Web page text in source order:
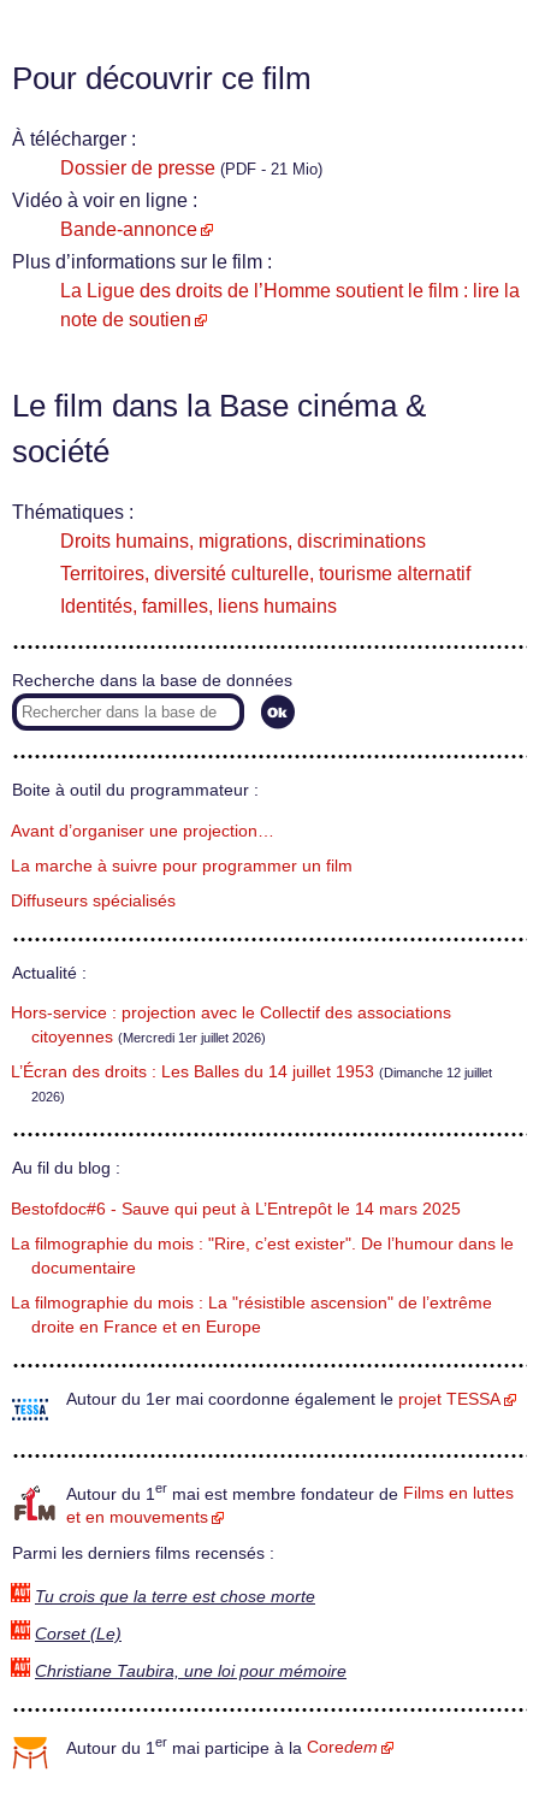
Pour découvrir ce film
À télécharger :
Dossier de presse (PDF - 21 Mio)
Vidéo à voir en ligne :
Bande-annonce
Plus d’informations sur le film :
La Ligue des droits de l’Homme soutient le film : lire la
note de soutien
Le film dans la Base cinéma &
société
Thématiques :
Droits humains, migrations, discriminations
Territoires, diversité culturelle, tourisme alternatif
Identités, familles, liens humains
Recherche dans la base de données
Boite à outil du programmateur :
Avant d’organiser une projection…
La marche à suivre pour programmer un film
Diffuseurs spécialisés
Actualité :
Hors-service : projection avec le Collectif des associations
citoyennes (Mercredi 1er juillet 2026)
L’Écran des droits : Les Balles du 14 juillet 1953 (Dimanche 12 juillet
2026)
Au fil du blog :
Bestofdoc#6 - Sauve qui peut à L’Entrepôt le 14 mars 2025
La filmographie du mois : "Rire, c’est exister". De l’humour dans le
documentaire
La filmographie du mois : La "résistible ascension" de l’extrême
droite en France et en Europe
Autour du 1er mai coordonne également le projet TESSA
Autour du 1 er mai est membre fondateur de Films en luttes
et en mouvements
Parmi les derniers films recensés :
Tu crois que la terre est chose morte
Corset (Le)
Christiane Taubira, une loi pour mémoire
Autour du 1 er mai participe à la Coredem